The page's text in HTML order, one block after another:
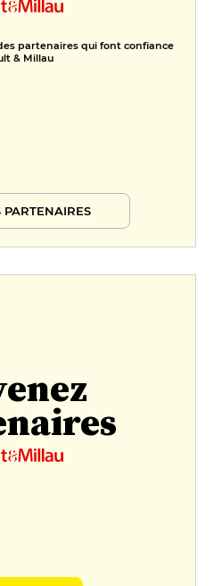
partenaires qui font confiance
& Millau
PARTENAIRES